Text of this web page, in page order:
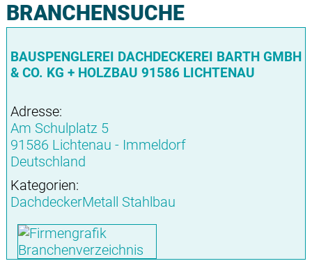
BRANCHENSUCHE
BAUSPENGLEREI DACHDECKEREI BARTH GMBH
& CO. KG + HOLZBAU 91586 LICHTENAU
Adresse:
Am Schulplatz 5
91586 Lichtenau - Immeldorf
Deutschland
Kategorien:
DachdeckerMetall Stahlbau